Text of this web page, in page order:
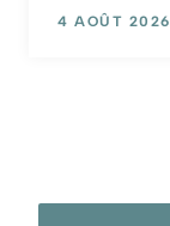
4 AOÛT 2026